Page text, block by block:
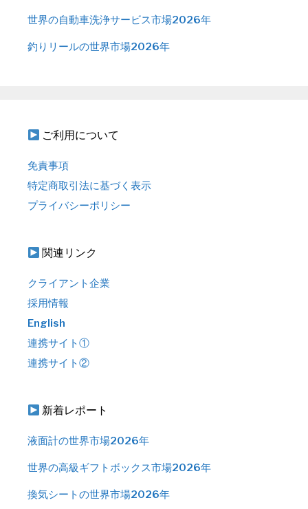
世界の自動車洗浄サービス市場2026年
釣りリールの世界市場2026年
ご利用について
免責事項
特定商取引法に基づく表示
プライバシーポリシー
関連リンク
クライアント企業
採用情報
English
連携サイト①
連携サイト②
新着レポート
液面計の世界市場2026年
世界の高級ギフトボックス市場2026年
換気シートの世界市場2026年